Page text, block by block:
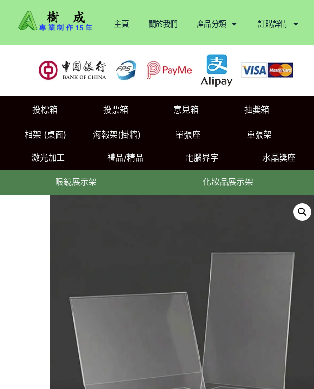
主頁 關於我們 產品分類 訂購詳情
投標箱 投票箱 意見箱 抽獎箱
相架 (桌面) 海報架(掛牆) 單張座 單張架
激光加工 禮品/精品 電腦界字 水晶獎座
眼鏡展示架 化妝品展示架